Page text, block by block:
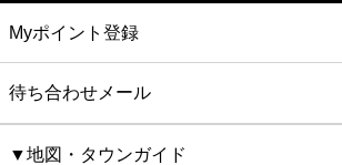
Myポイント登録
待ち合わせメール
▼地図・タウンガイド